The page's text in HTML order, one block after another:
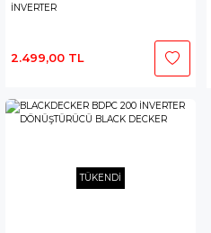
İNVERTER
2.499,00 TL
TÜKENDİ